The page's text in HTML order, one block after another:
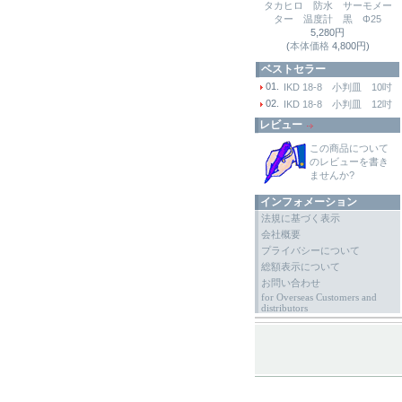
タカヒロ 防水 サーモメー
ター 温度計 黒 Φ25
5,280円
(本体価格4,800円)
ベストセラー
01.
IKD 18-8 小判皿 10吋
02.
IKD 18-8 小判皿 12吋
レビュー
この商品について
のレビューを書き
ませんか?
インフォメーション
法規に基づく表示
会社概要
プライバシーについて
総額表示について
お問い合わせ
for Overseas Customers and
distributors